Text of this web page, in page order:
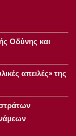
Οδύνης και
απειλές» της